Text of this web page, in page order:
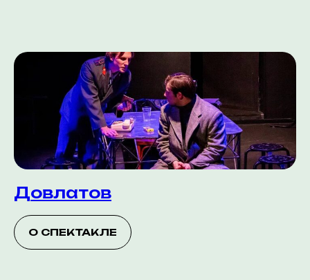
Довлатов
О СПЕКТАКЛЕ